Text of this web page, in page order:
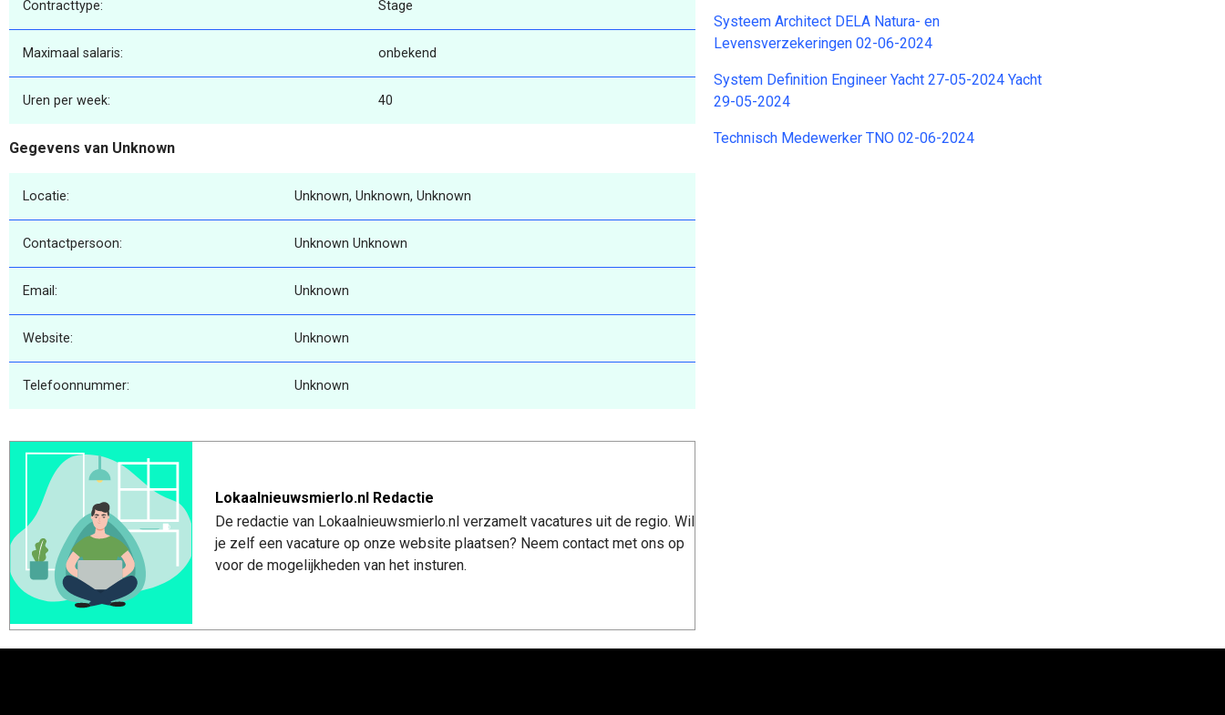
Contracttype: Stage
Maximaal salaris: onbekend
Uren per week: 40
Gegevens van Unknown
Locatie: Unknown, Unknown, Unknown
Contactpersoon: Unknown Unknown
Email: Unknown
Website: Unknown
Telefoonnummer: Unknown
Lokaalnieuwsmierlo.nl Redactie
De redactie van Lokaalnieuwsmierlo.nl verzamelt vacatures uit de regio. Wil
je zelf een vacature op onze website plaatsen? Neem contact met ons op
voor de mogelijkheden van het insturen.
Systeem Architect DELA Natura- en
Levensverzekeringen 02-06-2024
System Definition Engineer Yacht 27-05-2024 Yacht
29-05-2024
Technisch Medewerker TNO 02-06-2024